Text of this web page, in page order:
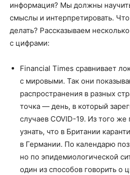
информация? Мы должны
смыслы и интерпретировать.
делать? Рассказываем
с цифрами:
Financial Times сравнивает
с мировыми. Так они
распространения в разных
точка — день, в который
случаев COVID-19. Из того
узнать, что в Британии
в Германии. По календарю
но по эпидемиологической
один из способов говорить о